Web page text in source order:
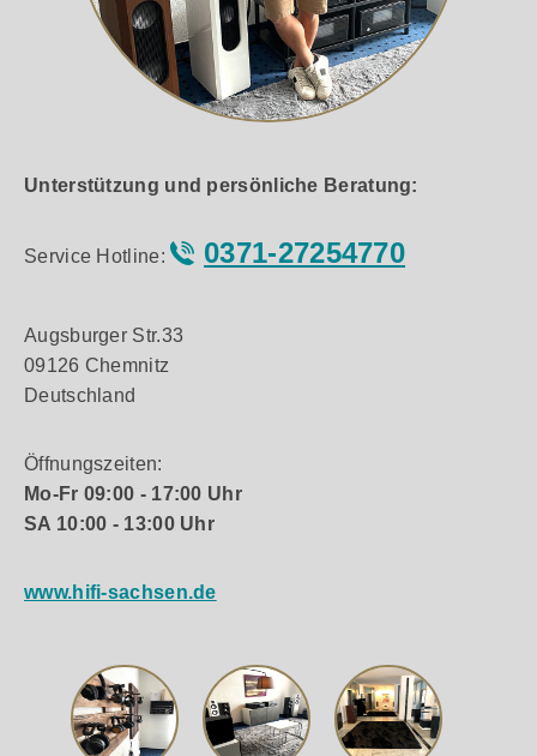
Unterstützung und persönliche Beratung:
Service Hotline: 0371-27254770
Augsburger Str.33
09126 Chemnitz
Deutschland
Öffnungszeiten:
Mo-Fr 09:00 - 17:00 Uhr
SA 10:00 - 13:00 Uhr
www.hifi-sachsen.de